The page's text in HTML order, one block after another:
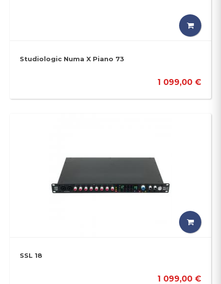
Studiologic Numa X Piano 73
1 099,00 €
SSL 18
1 099,00 €